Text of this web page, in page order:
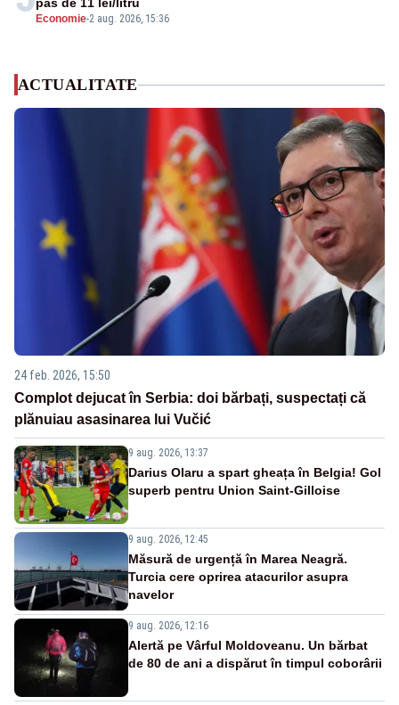
Economie-2 aug. 2026, 15:36
ACTUALITATE
24 feb. 2026, 15:50
Complot dejucat în Serbia: doi bărbați, suspectați că
plănuiau asasinarea lui Vučić
9 aug. 2026, 13:37
Darius Olaru a spart gheața în Belgia! Gol
superb pentru Union Saint-Gilloise
9 aug. 2026, 12:45
Măsură de urgență în Marea Neagră.
Turcia cere oprirea atacurilor asupra
navelor
9 aug. 2026, 12:16
Alertă pe Vârful Moldoveanu. Un bărbat
de 80 de ani a dispărut în timpul coborârii